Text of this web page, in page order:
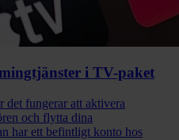
i TV-paket
det fungerar att aktivera
och flytta dina
har ett befintligt konto hos